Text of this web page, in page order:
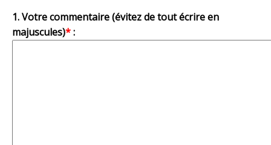
1. Votre commentaire (évitez de tout écrire en
majuscules)*: